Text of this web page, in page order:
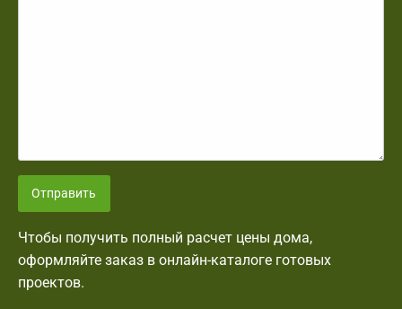
Отправить
Чтобы получить полный расчет цены дома,
оформляйте заказ в онлайн-каталоге готовых
проектов.